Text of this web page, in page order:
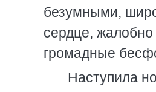
безумными,
сердце, жалобно
громадные
Наступила